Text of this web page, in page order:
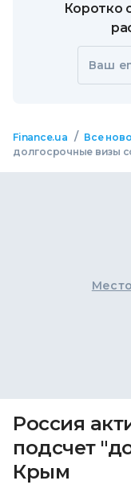
Коротко
Ваш
Finance.ua / Все
долгосрочные визы
Россия
подсчет
Крым